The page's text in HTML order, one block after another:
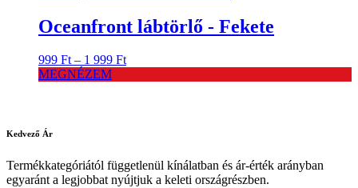
699 Ft.
959 Ft.
Oceanfront lábtörlő - Fekete
999 Ft – 1 999 FtÁrtartomány:
MEGNÉZEM
Kedvező Ár
Termékkategóriától függetlenül kínálatban és ár-érték arányban
egyaránt a legjobbat nyújtjuk a keleti országrészben.